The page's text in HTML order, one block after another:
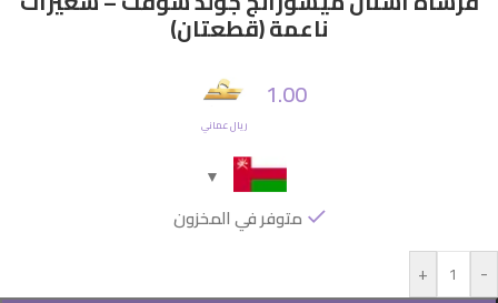
ناعمة (قطعتان)
1.00
ريال عماني
متوفر في المخزون
-
+